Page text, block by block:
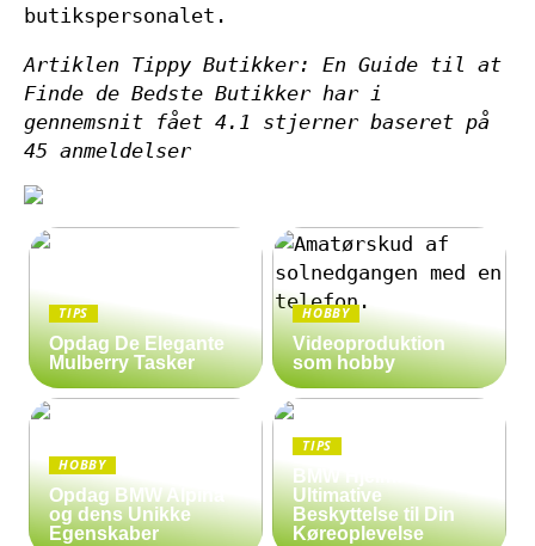
butikspersonalet.
Artiklen Tippy Butikker: En Guide til at
Finde de Bedste Butikker har i
gennemsnit fået 4.1 stjerner baseret på
45 anmeldelser
TIPS
Opdag De Elegante
Mulberry Tasker
HOBBY
Videoproduktion
som hobby
HOBBY
Opdag BMW Alpina
og dens Unikke
Egenskaber
TIPS
BMW Hjelm: Den
Ultimative
Beskyttelse til Din
Køreoplevelse